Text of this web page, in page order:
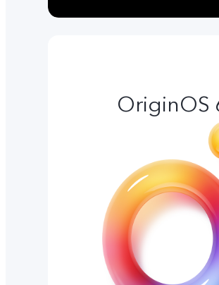
OriginOS